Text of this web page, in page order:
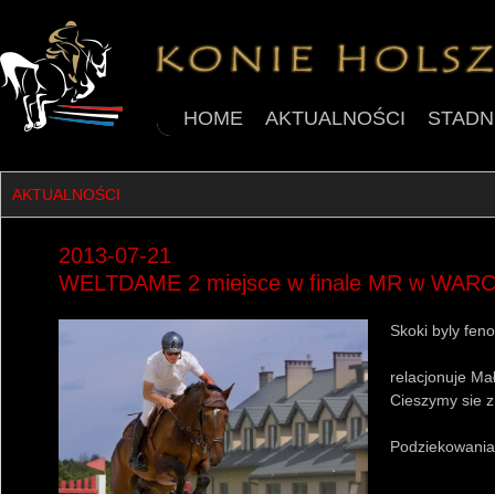
HOME AKTUALNOŚCI
AKTUALNOŚCI
2013-07-21
WELTDAME 2 miejsce w finale MR w
Skoki byly
relacjonuje
Cieszymy sie